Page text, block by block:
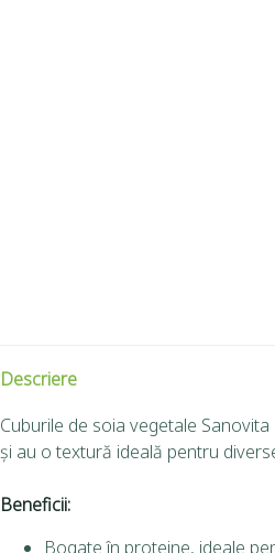
Descriere
Cuburile de soia vegetale
și au o textură ideală pentru
Beneficii:
Bogate în proteine, ideale